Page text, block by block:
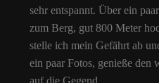
sehr entspannt. Über ein
zum Berg, gut 800 Meter
stelle ich mein Gefährt ab
ein paar Fotos, genieße den